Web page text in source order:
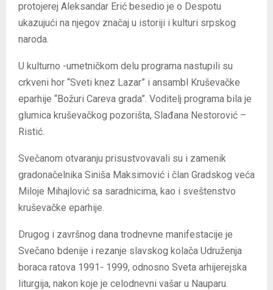
protojerej Aleksandar Erić besedio je o Despotu
ukazujući na njegov značaj u istoriji i kulturi srpskog
naroda.
U kulturno -umetničkom delu programa nastupili su
crkveni hor “Sveti knez Lazar” i ansambl Kruševačke
eparhije “Božuri Careva grada”. Voditelj programa bila je
glumica kruševačkog pozorišta, Slađana Nestorović –
Ristić.
Svečanom otvaranju prisustvovavali su i zamenik
gradonačelnika Siniša Maksimović i član Gradskog veća
Miloje Mihajlović sa saradnicima, kao i sveštenstvo
kruševačke eparhije.
Drugog i završnog dana trodnevne manifestacije je
Svečano bdenije i rezanje slavskog kolača Udruženja
boraca ratova 1991- 1999, odnosno Sveta arhijerejska
liturgija, nakon koje je celodnevni vašar u Nauparu.